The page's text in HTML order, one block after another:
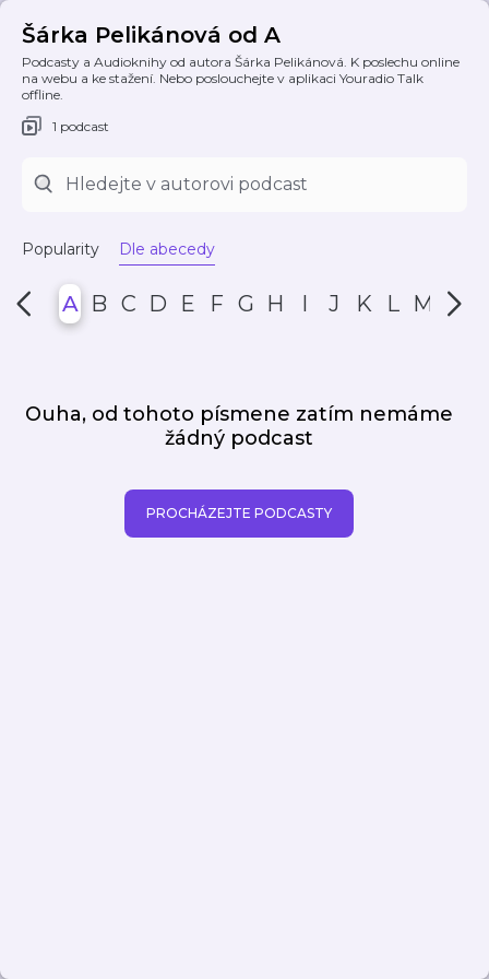
Šárka Pelikánová od A
Podcasty a Audioknihy od autora Šárka Pelikánová. K poslechu online
na webu a ke stažení. Nebo poslouchejte v aplikaci Youradio Talk
offline.
1 podcast
Popularity Dle abecedy
A B C D E F G H I J K L M N
Ouha, od tohoto písmene zatím nemáme
žádný podcast
PROCHÁZEJTE PODCASTY